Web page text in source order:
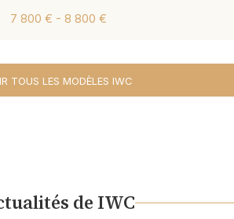
7 800 € - 8 800 €
TOUS LES MODÈLES IWC
de IWC